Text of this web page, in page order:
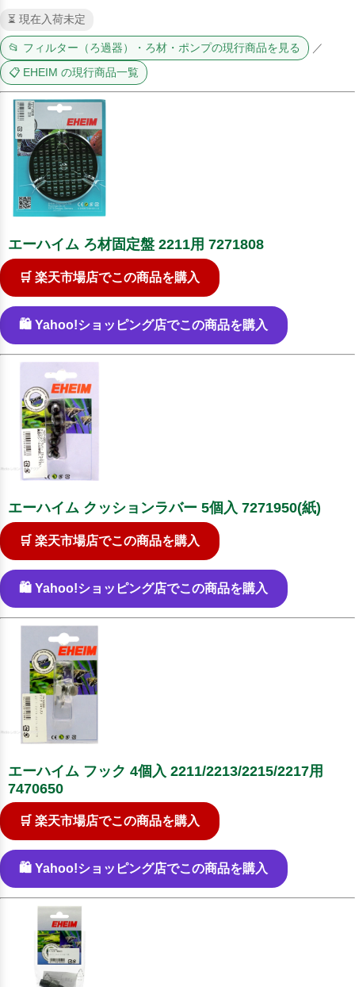
⏳ 現在入荷未定
📂 フィルター（ろ過器）・ろ材・ポンプの現行商品を見る ／
📋 EHEIM の現行商品一覧
エーハイム ろ材固定盤 2211用 7271808
🛒 楽天市場店でこの商品を購入
🛍️ Yahoo!ショッピング店でこの商品を購入
エーハイム クッションラバー 5個入 7271950(紙)
🛒 楽天市場店でこの商品を購入
🛍️ Yahoo!ショッピング店でこの商品を購入
エーハイム フック 4個入 2211/2213/2215/2217用
7470650
🛒 楽天市場店でこの商品を購入
🛍️ Yahoo!ショッピング店でこの商品を購入